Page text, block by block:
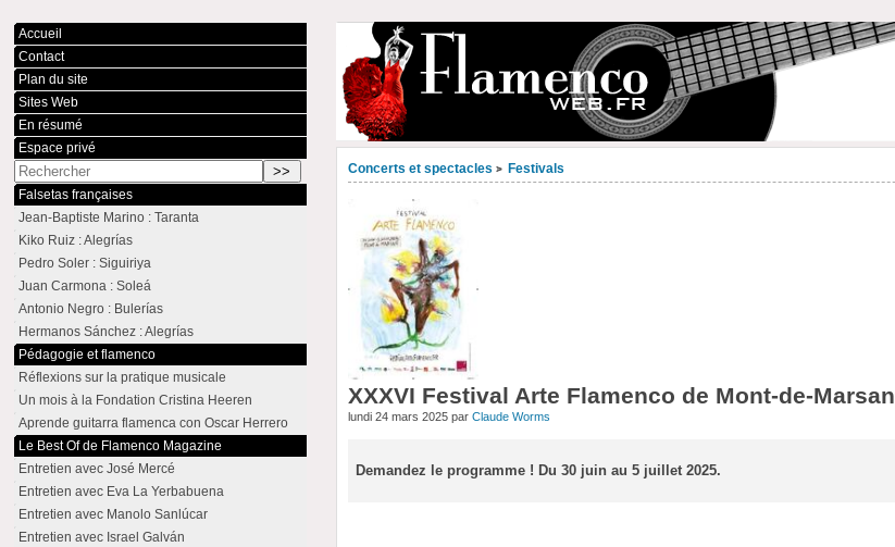
Concerts et spectacles > Festivals
XXXVI Festival Arte Flamenco de Mont-de-Marsan
lundi 24 mars 2025 parClaude Worms
Demandez le programme ! Du 30 juin au 5 juillet 2025.
Accueil
Contact
Plan du site
Sites Web
En résumé
Espace privé
Falsetas françaises
Jean-Baptiste Marino : Taranta
Kiko Ruiz : Alegrías
Pedro Soler : Siguiriya
Juan Carmona : Soleá
Antonio Negro : Bulerías
Hermanos Sánchez : Alegrías
Pédagogie et flamenco
Réflexions sur la pratique musicale
Un mois à la Fondation Cristina Heeren
Aprende guitarra flamenca con Oscar Herrero
Le Best Of de Flamenco Magazine
Entretien avec José Mercé
Entretien avec Eva La Yerbabuena
Entretien avec Manolo Sanlúcar
Entretien avec Israel Galván